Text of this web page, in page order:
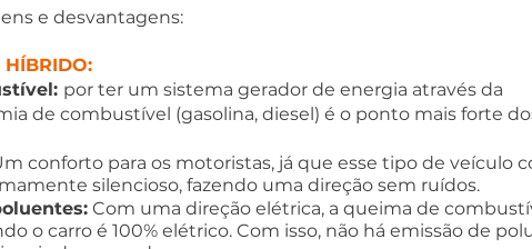
e desvantagens:
HÍBRIDO:
por ter um sistema gerador de energia através da
de combustível (gasolina, diesel) é o ponto mais forte
conforto para os motoristas, já que esse tipo de veículo
silencioso, fazendo uma direção sem ruídos.
Com uma direção elétrica, a queima de
o carro é 100% elétrico. Com isso, não há emissão de